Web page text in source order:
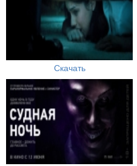
Скачать